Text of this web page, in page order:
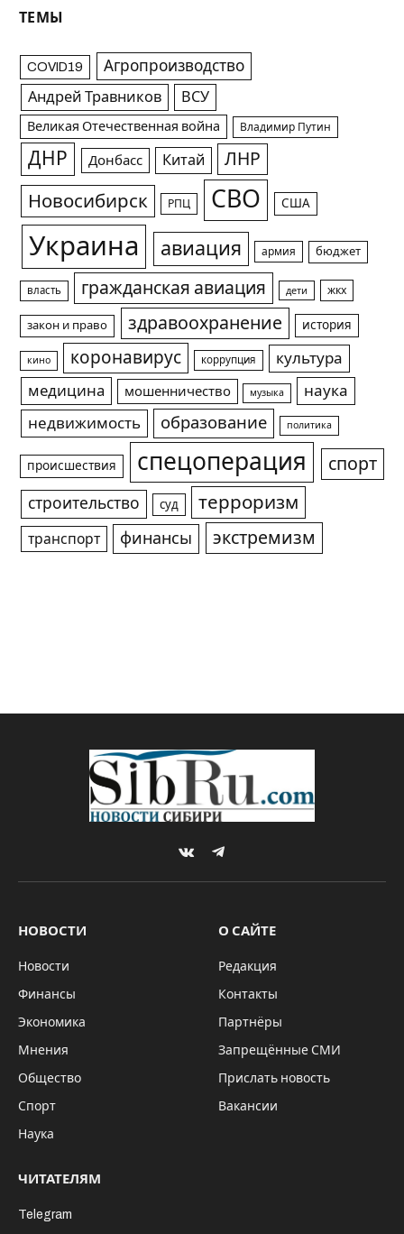
ТЕМЫ
COVID19 Агропроизводство
Андрей Травников ВСУ
Великая Отечественная война Владимир Путин
ДНР Донбасс Китай ЛНР
Новосибирск РПЦ СВО США
Украина авиация армия бюджет
власть гражданская авиация дети жкх
закон и право здравоохранение история
кино коронавирус коррупция
культура
медицина
мошенничество музыка
наука
недвижимость
образование политика
происшествия спецоперация спорт
строительство суд терроризм
транспорт финансы экстремизм
VKontakteTelegram
НОВОСТИ
Новости
Финансы
Экономика
Мнения
Общество
Спорт
Наука
О САЙТЕ
Редакция
Контакты
Партнёры
Запрещённые СМИ
Прислать новость
Вакансии
ЧИТАТЕЛЯМ
Telegram